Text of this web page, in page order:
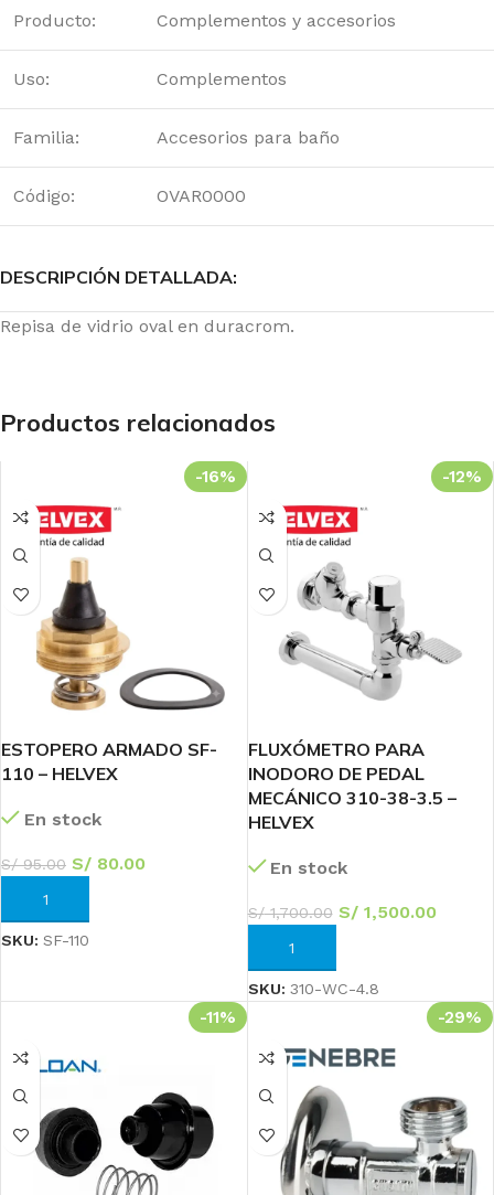
Producto: Complementos y accesorios
Uso: Complementos
Familia: Accesorios para baño
Código: OVAR0000
DESCRIPCIÓN DETALLADA:
Repisa de vidrio oval en duracrom.
Productos relacionados
-16%
ESTOPERO ARMADO SF-
110 – HELVEX
En stock
S/95.00 S/ 80.00
AÑADIR AL CARRITO
SKU: SF-110
-12%
FLUXÓMETRO PARA
INODORO DE PEDAL
MECÁNICO 310-38-3.5 –
HELVEX
En stock
S/1,700.00 S/1,500.00
AÑADIR AL CARRITO
SKU: 310-WC-4.8
-11% -29%